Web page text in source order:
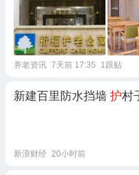
养老资讯 7天前 17:35 1跟贴
新建百里防水挡墙 护村
新浪财经 20小时前